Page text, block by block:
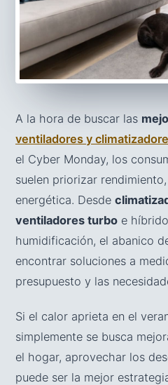
A la hora de buscar las
ventiladores y
el Cyber Monday, los
suelen priorizar
energética. Desde
ventiladores turbo e
humidificación, el abanico
encontrar soluciones a
presupuesto y las
Si el calor aprieta en el
simplemente se busca
el hogar, aprovechar los
puede ser la mejor